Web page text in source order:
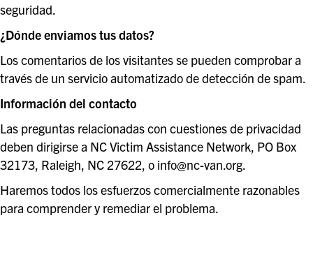
seguridad.
¿Dónde enviamos tus datos?
Los comentarios de los visitantes se pueden comprobar a
través de un servicio automatizado de detección de spam.
Información del contacto
Las preguntas relacionadas con cuestiones de privacidad
deben dirigirse a NC Victim Assistance Network, PO Box
32173, Raleigh, NC 27622, o info@nc-van.org.
Haremos todos los esfuerzos comercialmente razonables
para comprender y remediar el problema.